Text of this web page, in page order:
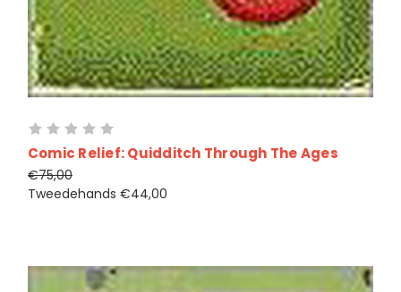
Comic Relief: Quidditch Through The Ages
€75,00
Tweedehands €44,00